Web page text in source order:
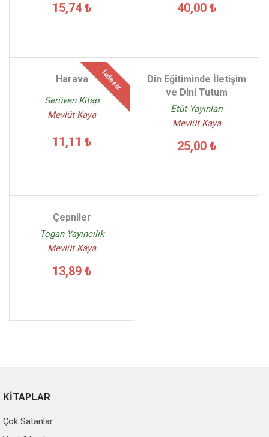
15,74 ₺ 40,00 ₺
İadesiz
Harava
Serüven Kitap
Mevlüt Kaya
11,11 ₺
Din Eğitiminde İletişim
ve Dini Tutum
Etüt Yayınları
Mevlüt Kaya
25,00 ₺
Çepniler
Togan Yayıncılık
Mevlüt Kaya
13,89 ₺
KİTAPLAR
Çok Satanlar